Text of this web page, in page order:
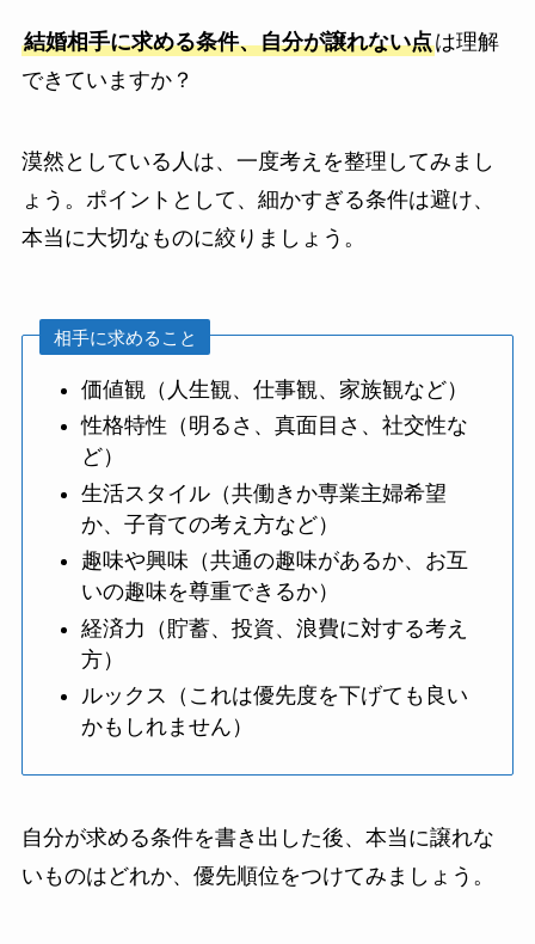
結婚相手に求める条件、自分が譲れない点は理解
できていますか？
漠然としている人は、一度考えを整理してみまし
ょう。ポイントとして、細かすぎる条件は避け、
本当に大切なものに絞りましょう。
相手に求めること
価値観（人生観、仕事観、家族観など）
性格特性（明るさ、真面目さ、社交性な
ど）
生活スタイル（共働きか専業主婦希望
か、子育ての考え方など）
趣味や興味（共通の趣味があるか、お互
いの趣味を尊重できるか）
経済力（貯蓄、投資、浪費に対する考え
方）
ルックス（これは優先度を下げても良い
かもしれません）
自分が求める条件を書き出した後、本当に譲れな
いものはどれか、優先順位をつけてみましょう。